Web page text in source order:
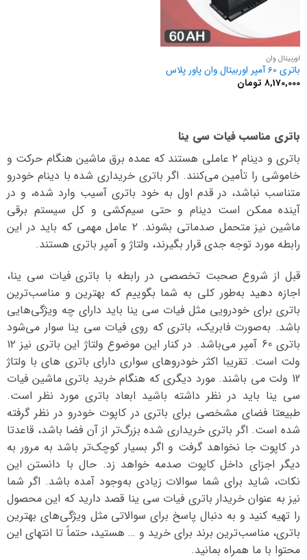
اوربیتال وان
باتری 60 آمپر اوربیتال وان پاور پلاس
8,170,000 تومان
باتری مناسب فیات سی ینا
باتری و دینام ۲ عاملی هستند که عمده برق ماشین هنگام حرکت و
خاموشی را تأمین می‌کنند. اگر باتری خریداری شده با دینام خودرو
متناسب نباشد، در قدم اول به خود باتری آسیب وارد شده، و در
آینده ممکن است دینام و حتی سیم‌کشی و کل سیستم برقی
ماشین نیز متحمل صدماتی بشوند. ۲ عامل مهمی که باید در این
رابطه مورد توجه جدی قرار بگیرند، ولتاژ و آمپر باتری هستند.
قبل از شروع صحبت تخصصی در رابطه با باتری فیات سی ینا،
اجازه دهید به‌طور کلی به شما بگوییم که بهترین و مناسب‌ترین
باتری برای خودرویی مثل فیات سی ینا باید دارای چه ویژگی‌هایی
باشد. به‌صورت فابریک، باتری که روی فیات سی ینا سوار می‌شود
باتری 60 آمپر می‌باشد. در کنار این موضوع ولتاژ این باتری نیز ۱۲
ولت است. تقریبا اکثر خودروهای سواری دارای باتری های با ولتاژ
12 ولت می باشند. مورد دیگری که هنگام خرید باتری ماشین فیات
سی ینا باید در نظر داشته باشید ابعاد باتری مورد نظر است.
طبیعتا فضای مشخصی برای باتری در کاپوت خودرو در نظر گرفته
شده است. اگر باتری خریداری شده بزرگ‌تر از آن فضا باشد، قاعدتا
در کاپوت جا نخواهد گرفت و اگر بسیار کوچک‌تر باشد به مرور به
دیگر اجزای داخل کاپوت صدمه خواهد زد. حال با دانستن این
نکات، شاید برای شما سوالات زیادی به‌وجود آمده باشد. اگر شما
نیز به عنوان خریدار باتری فیات سی ینا قصد دارید که این محصول
را تهیه کنید و به دنبال پاسخ برای سوالاتی مثل ویژگی‌های بهترین
باتری، مناسب‌ترین برند برای خرید و … هستید، حتماً تا انتهای این
محتوا با ما همراه بمانید.